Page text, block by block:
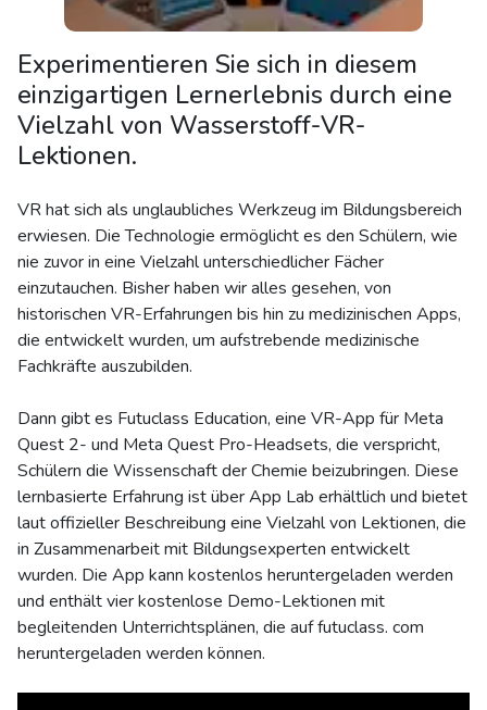
Experimentieren Sie sich in diesem
einzigartigen Lernerlebnis durch eine
Vielzahl von Wasserstoff-VR-
Lektionen.
VR hat sich als unglaubliches Werkzeug im Bildungsbereich
erwiesen. Die Technologie ermöglicht es den Schülern, wie
nie zuvor in eine Vielzahl unterschiedlicher Fächer
einzutauchen. Bisher haben wir alles gesehen, von
historischen VR-Erfahrungen bis hin zu medizinischen Apps,
die entwickelt wurden, um aufstrebende medizinische
Fachkräfte auszubilden.
Dann gibt es Futuclass Education, eine VR-App für Meta
Quest 2- und Meta Quest Pro-Headsets, die verspricht,
Schülern die Wissenschaft der Chemie beizubringen. Diese
lernbasierte Erfahrung ist über App Lab erhältlich und bietet
laut offizieller Beschreibung eine Vielzahl von Lektionen, die
in Zusammenarbeit mit Bildungsexperten entwickelt
wurden. Die App kann kostenlos heruntergeladen werden
und enthält vier kostenlose Demo-Lektionen mit
begleitenden Unterrichtsplänen, die auf futuclass. com
heruntergeladen werden können.